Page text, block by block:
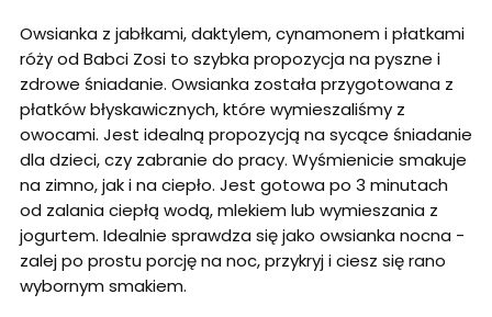
Owsianka z jabłkami, daktylem, cynamonem i płatkami
róży od Babci Zosi to szybka propozycja na pyszne i
zdrowe śniadanie. Owsianka została przygotowana z
płatków błyskawicznych, które wymieszaliśmy z
owocami. Jest idealną propozycją na sycące śniadanie
dla dzieci, czy zabranie do pracy. Wyśmienicie smakuje
na zimno, jak i na ciepło. Jest gotowa po 3 minutach
od zalania ciepłą wodą, mlekiem lub wymieszania z
jogurtem. Idealnie sprawdza się jako owsianka nocna -
zalej po prostu porcję na noc, przykryj i ciesz się rano
wybornym smakiem.